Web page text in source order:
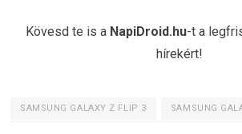
Kövesd te is a NapiDroid.hu-t a
hírekért!
SAMSUNG GALAXY Z FLIP 3 SAMSUNG